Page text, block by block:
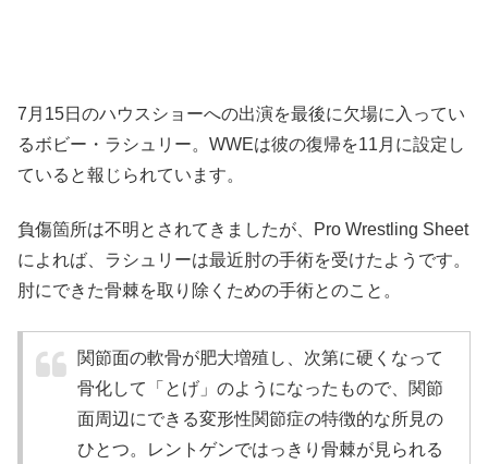
7月15日のハウスショーへの出演を最後に欠場に入ってい
るボビー・ラシュリー。WWEは彼の復帰を11月に設定し
ていると報じられています。
負傷箇所は不明とされてきましたが、Pro Wrestling Sheet
によれば、ラシュリーは最近肘の手術を受けたようです。
肘にできた骨棘を取り除くための手術とのこと。
関節面の軟骨が肥大増殖し、次第に硬くなって
骨化して「とげ」のようになったもので、関節
面周辺にできる変形性関節症の特徴的な所見の
ひとつ。レントゲンではっきり骨棘が見られる